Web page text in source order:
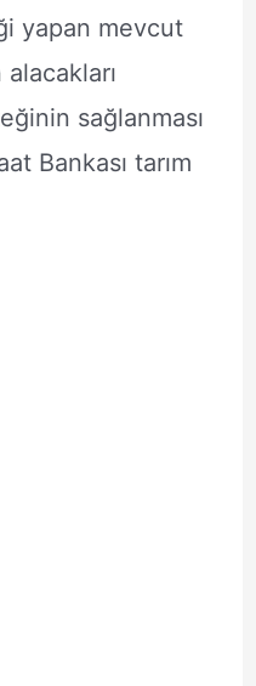
yapan mevcut
sağlanması
Bankası tarım